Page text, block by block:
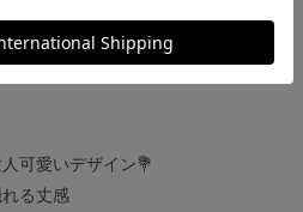
可愛いデザイン💐
る丈感